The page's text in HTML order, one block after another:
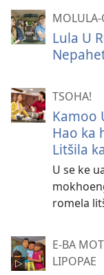
Lula U
TSOHA!
Kamoo
Hao ka
Litšila
U se ke
romela
E-BA
LIPOPAE